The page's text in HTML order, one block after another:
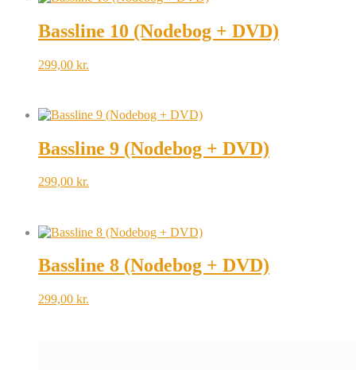
Bassline 10 (Nodebog + DVD)
299,00 kr.
Bassline 9 (Nodebog + DVD)
299,00 kr.
Bassline 8 (Nodebog + DVD)
299,00 kr.